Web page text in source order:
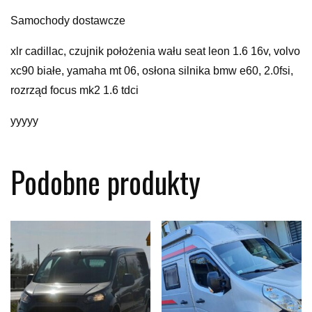
Samochody dostawcze
xlr cadillac, czujnik położenia wału seat leon 1.6 16v, volvo
xc90 białe, yamaha mt 06, osłona silnika bmw e60, 2.0fsi,
rozrząd focus mk2 1.6 tdci
yyyyy
Podobne produkty